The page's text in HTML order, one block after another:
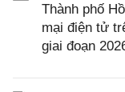
Thành phố
mại điện tử
giai đoạn